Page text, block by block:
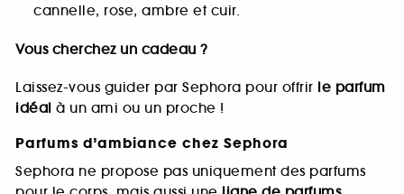
cannelle, rose, ambre et cuir.
Vous cherchez un cadeau ?
Laissez-vous guider par Sephora pour offrir le parfum
idéal à un ami ou un proche !
Parfums d’ambiance chez Sephora
Sephora ne propose pas uniquement des parfums